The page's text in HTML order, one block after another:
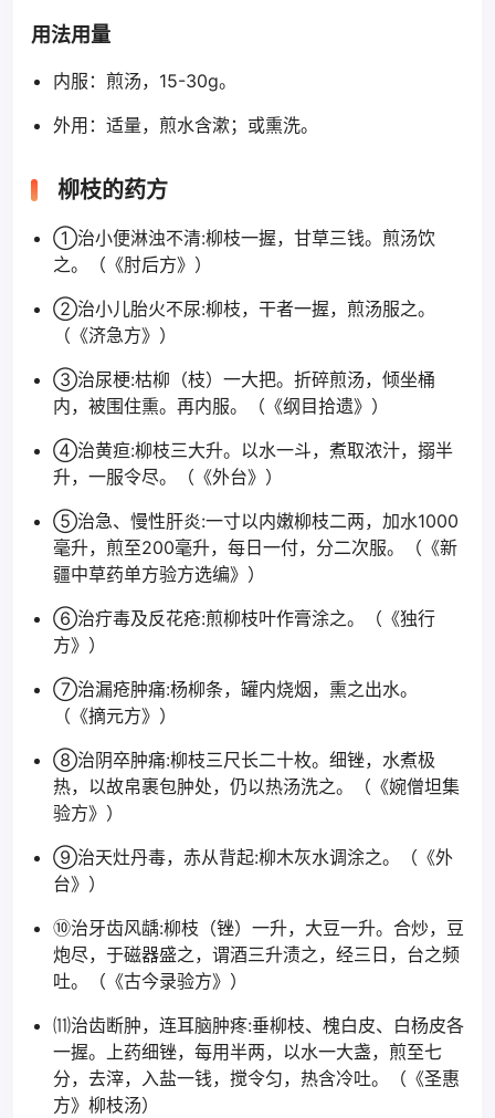
用法用量
内服：煎汤，15-30g。
外用：适量，煎水含漱；或熏洗。
柳枝的药方
①治小便淋浊不清:柳枝一握，甘草三钱。煎汤饮
之。（《肘后方》）
②治小儿胎火不尿:柳枝，干者一握，煎汤服之。
（《济急方》）
③治尿梗:枯柳（枝）一大把。折碎煎汤，倾坐桶
内，被围住熏。再内服。（《纲目拾遗》）
④治黄疸:柳枝三大升。以水一斗，煮取浓汁，搦半
升，一服令尽。（《外台》）
⑤治急、慢性肝炎:一寸以内嫩柳枝二两，加水1000
毫升，煎至200毫升，每日一付，分二次服。（《新
疆中草药单方验方选编》）
⑥治疔毒及反花疮:煎柳枝叶作膏涂之。（《独行
方》）
⑦治漏疮肿痛:杨柳条，罐内烧烟，熏之出水。
（《摘元方》）
⑧治阴卒肿痛:柳枝三尺长二十枚。细锉，水煮极
热，以故帛裹包肿处，仍以热汤洗之。（《婉僧坦集
验方》）
⑨治天灶丹毒，赤从背起:柳木灰水调涂之。（《外
台》）
⑩治牙齿风龋:柳枝（锉）一升，大豆一升。合炒，豆
炮尽，于磁器盛之，谓酒三升渍之，经三日，台之频
吐。（《古今录验方》）
⑾治齿断肿，连耳脑肿疼:垂柳枝、槐白皮、白杨皮各
一握。上药细锉，每用半两，以水一大盏，煎至七
分，去滓，入盐一钱，搅令匀，热含冷吐。（《圣惠
方》柳枝汤）